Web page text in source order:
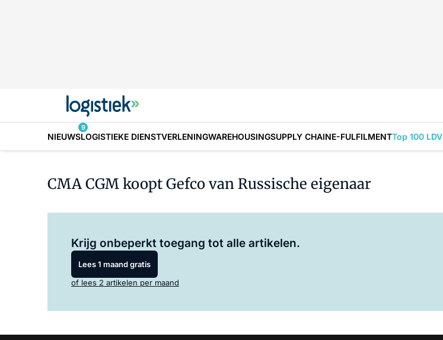
NIEUWS
9
LOGISTIEKE DIENSTVERLENINGWAREHOUSINGSUPPLY CHAINE-FULFILMENTTop 100 LDV
CMA CGM koopt Gefco van Russische eigenaar
Krijg onbeperkt toegang tot alle artikelen.
Lees 1 maand gratis
of lees 2 artikelen per maand